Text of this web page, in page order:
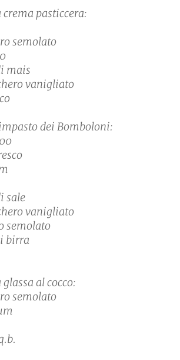
pasticcera:
semolato
mais
vanigliato
dei Bomboloni:
sale
vanigliato
semolato
birra
al cocco:
semolato